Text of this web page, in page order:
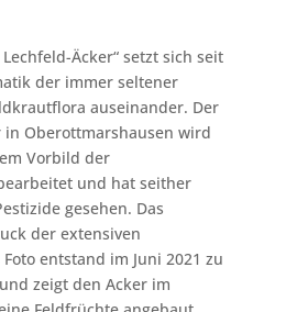
Äcker“ setzt sich seit
der immer seltener
auseinander. Der
in Oberottmarshausen wird
Vorbild der
und hat seither
gesehen. Das
der extensiven
entstand im Juni 2021 zu
zeigt den Acker im